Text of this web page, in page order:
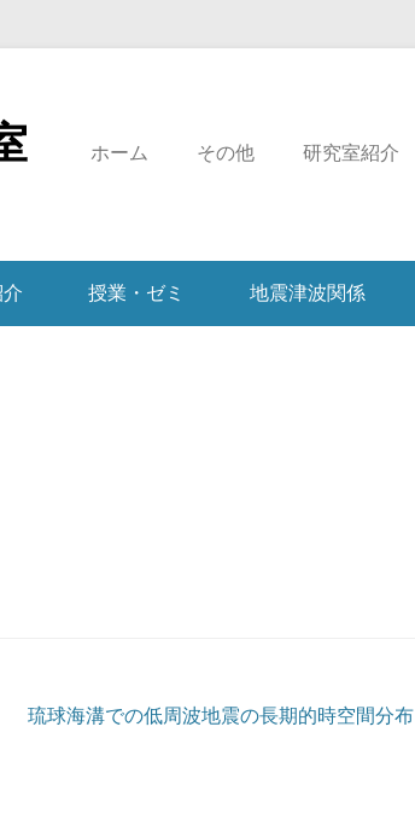
ホーム その他 研究室紹介
授業・ゼミ 地震津波関係
琉球海溝での低周波地震の長期的時空間分布